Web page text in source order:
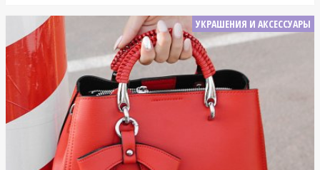
УКРАШЕНИЯ И АКСЕССУАРЫ